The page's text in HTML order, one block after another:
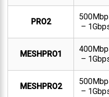
PRO2
–
MESHPRO1
–
MESHPRO2
–